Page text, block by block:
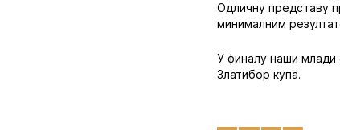
Одличну представу
минималним
У финалу наши млади
Златибор купа.